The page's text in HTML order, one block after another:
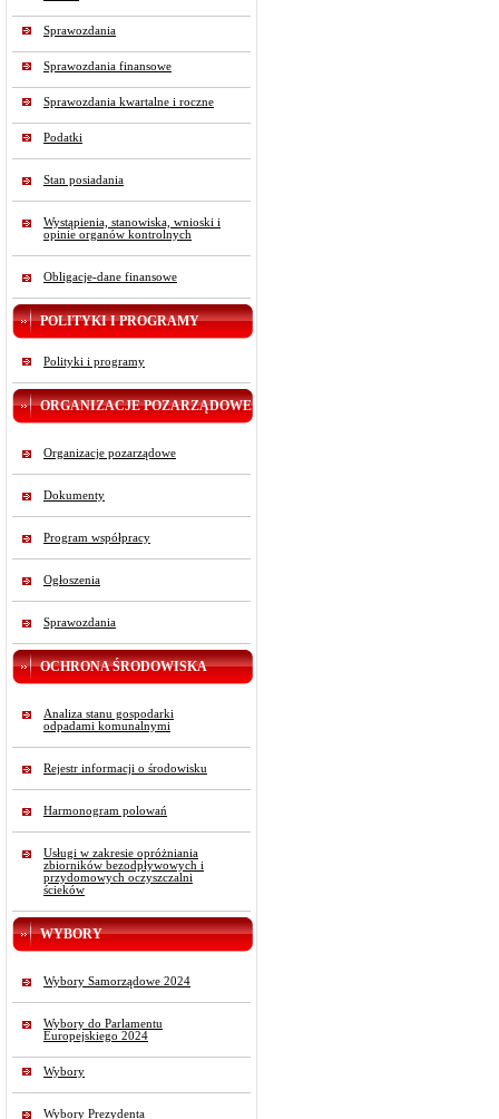
Sprawozdania
Sprawozdania finansowe
Sprawozdania kwartalne i roczne
Podatki
Stan posiadania
Wystąpienia, stanowiska, wnioski i
opinie organów kontrolnych
Obligacje-dane finansowe
POLITYKI I PROGRAMY
Polityki i programy
ORGANIZACJE POZARZĄDOWE
Organizacje pozarządowe
Dokumenty
Program współpracy
Ogłoszenia
Sprawozdania
OCHRONA ŚRODOWISKA
Analiza stanu gospodarki
odpadami komunalnymi
Rejestr informacji o środowisku
Harmonogram polowań
Usługi w zakresie opróżniania
zbiorników bezodpływowych i
przydomowych oczyszczalni
ścieków
WYBORY
Wybory Samorządowe 2024
Wybory do Parlamentu
Europejskiego 2024
Wybory
Wybory Prezydenta